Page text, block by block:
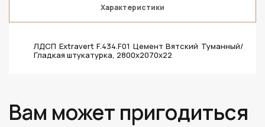
Характеристики
ЛДСП Extravert F.434.F01 Цемент Вятский Туманный/
Гладкая штукатурка, 2800х2070х22
Вам может пригодиться